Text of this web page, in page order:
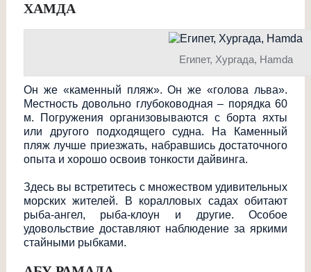
ХАМДА
Египет, Хургада, Hamda
Он же «каменный пляж». Он же «голова льва».
Местность довольно глубоководная – порядка 60
м. Погружения организовываются с борта яхты
или другого подходящего судна. На Каменный
пляж лучше приезжать, набравшись достаточного
опыта и хорошо освоив тонкости дайвинга.
Здесь вы встретитесь с множеством удивительных
морских жителей. В коралловых садах обитают
рыба-ангел, рыба-клоун и другие. Особое
удовольствие доставляют наблюдение за яркими
стайными рыбками.